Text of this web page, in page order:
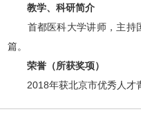
教学、科研简介
首都医科大学讲师，主持国
篇。
荣誉（所获奖项）
2018年获北京市优秀人才青